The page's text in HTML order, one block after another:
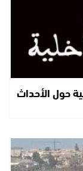
حول الأحداث